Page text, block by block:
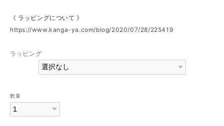
《 ラッピングについて 》
https://www.kanga-ya.com/blog/2020/07/28/225419
ラッピング
数量